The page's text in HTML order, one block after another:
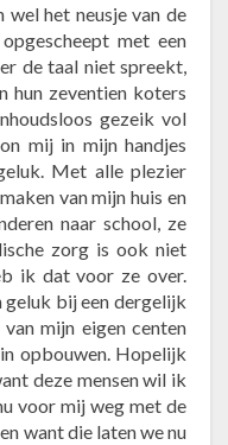
wel het neusje van de
met een
de taal niet spreekt,
hun zeventien koters
gezeik vol
mij in mijn handjes
Met alle plezier
van mijn huis en
naar school, ze
zorg is ook niet
ik dat voor ze over.
geluk bij een dergelijk
mijn eigen centen
opbouwen. Hopelijk
deze mensen wil ik
voor mij weg met de
want die laten we nu